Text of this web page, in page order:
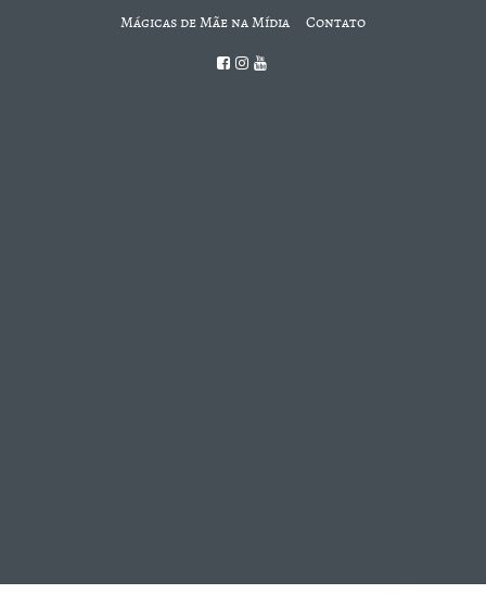
Mágicas de Mãe na Mídia Contato